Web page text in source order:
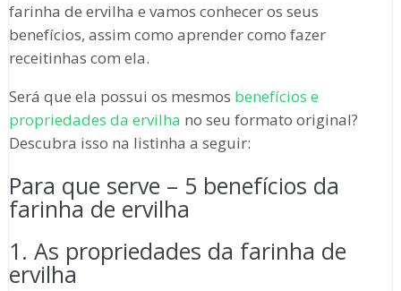
farinha de ervilha e vamos conhecer os seus
benefícios, assim como aprender como fazer
receitinhas com ela.
Será que ela possui os mesmos benefícios e
propriedades da ervilha no seu formato original?
Descubra isso na listinha a seguir:
Para que serve – 5 benefícios da
farinha de ervilha
1. As propriedades da farinha de
ervilha